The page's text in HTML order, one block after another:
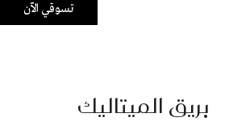
تسوقي الآن
بريق الميتاليك